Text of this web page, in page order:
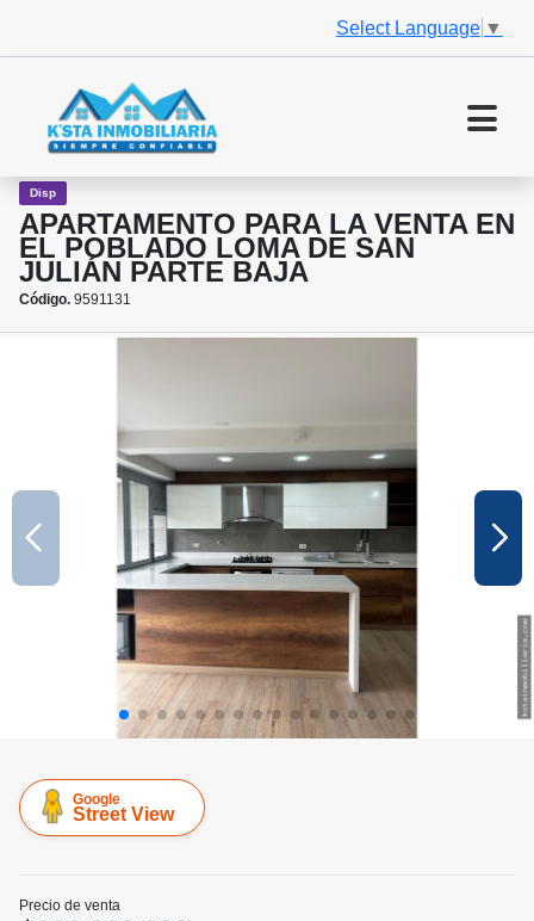
Select Language ▼
Disp
APARTAMENTO PARA LA VENTA EN
EL POBLADO LOMA DE SAN
JULIÁN PARTE BAJA
Código. 9591131
Google
Street View
Precio de venta